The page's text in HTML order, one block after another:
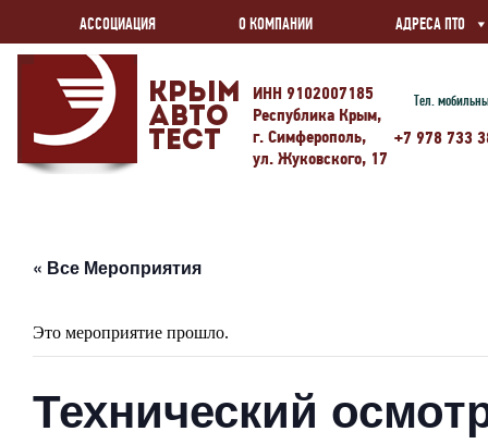
АССОЦИАЦИЯ О КОМПАНИИ АДРЕСА ПТО
Крым
Авто
Тест
ИНН 9102007185
Республика Крым,
г. Симферополь,
ул. Жуковского, 17
Тел.
+7 978 733
« Все Мероприятия
Это мероприятие прошло.
Технический